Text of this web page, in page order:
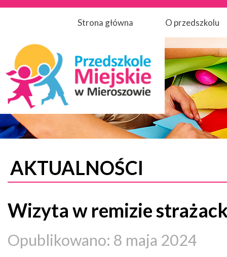
Strona główna O przedszkolu
AKTUALNOŚCI
Wizyta w remizie
Opublikowano: 8 maja 2024